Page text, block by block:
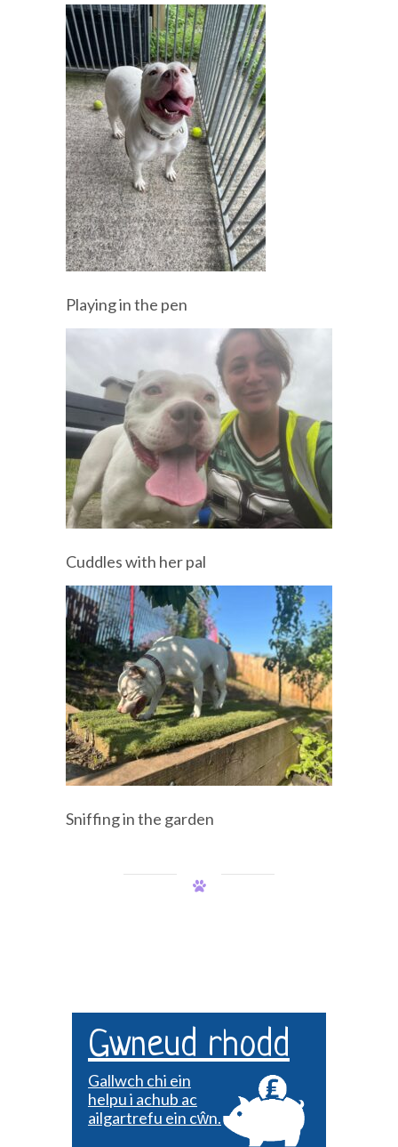
Playing in the pen
Cuddles with her pal
Sniffing in the garden
Gwneud rhodd
Gallwch chi ein
helpu i achub ac
ailgartrefu ein cŵn.